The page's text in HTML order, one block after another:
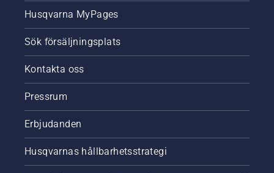
Husqvarna MyPages
Sök försäljningsplats
Kontakta oss
Pressrum
Erbjudanden
Husqvarnas hållbarhetsstrategi